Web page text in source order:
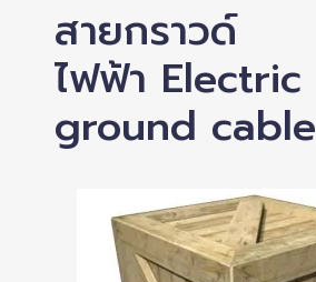
สายกราวด์
ไฟฟ้า Electric
ground cable